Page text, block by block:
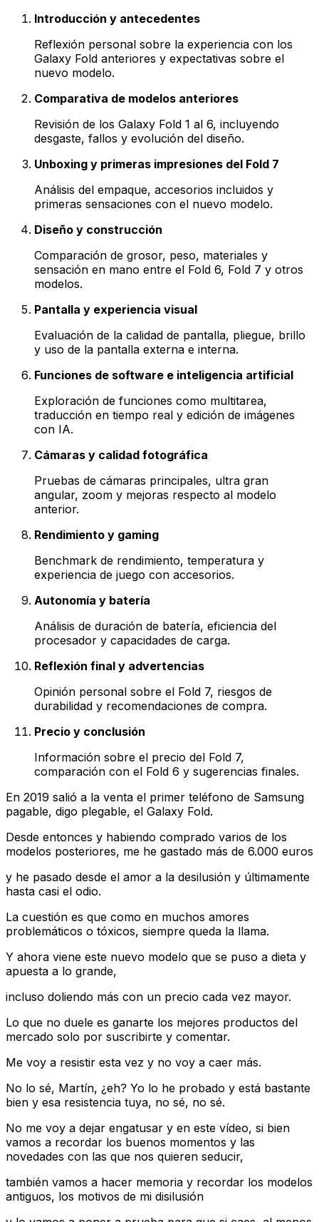
Introducción y antecedentes
Reflexión personal sobre la experiencia con los
Galaxy Fold anteriores y expectativas sobre el
nuevo modelo.
Comparativa de modelos anteriores
Revisión de los Galaxy Fold 1 al 6, incluyendo
desgaste, fallos y evolución del diseño.
Unboxing y primeras impresiones del Fold 7
Análisis del empaque, accesorios incluidos y
primeras sensaciones con el nuevo modelo.
Diseño y construcción
Comparación de grosor, peso, materiales y
sensación en mano entre el Fold 6, Fold 7 y otros
modelos.
Pantalla y experiencia visual
Evaluación de la calidad de pantalla, pliegue, brillo
y uso de la pantalla externa e interna.
Funciones de software e inteligencia artificial
Exploración de funciones como multitarea,
traducción en tiempo real y edición de imágenes
con IA.
Cámaras y calidad fotográfica
Pruebas de cámaras principales, ultra gran
angular, zoom y mejoras respecto al modelo
anterior.
Rendimiento y gaming
Benchmark de rendimiento, temperatura y
experiencia de juego con accesorios.
Autonomía y batería
Análisis de duración de batería, eficiencia del
procesador y capacidades de carga.
Reflexión final y advertencias
Opinión personal sobre el Fold 7, riesgos de
durabilidad y recomendaciones de compra.
Precio y conclusión
Información sobre el precio del Fold 7,
comparación con el Fold 6 y sugerencias finales.
En 2019 salió a la venta el primer teléfono de Samsung
pagable, digo plegable, el Galaxy Fold.
Desde entonces y habiendo comprado varios de los
modelos posteriores, me he gastado más de 6.000 euros
y he pasado desde el amor a la desilusión y últimamente
hasta casi el odio.
La cuestión es que como en muchos amores
problemáticos o tóxicos, siempre queda la llama.
Y ahora viene este nuevo modelo que se puso a dieta y
apuesta a lo grande,
incluso doliendo más con un precio cada vez mayor.
Lo que no duele es ganarte los mejores productos del
mercado solo por suscribirte y comentar.
Me voy a resistir esta vez y no voy a caer más.
No lo sé, Martín, ¿eh? Yo lo he probado y está bastante
bien y esa resistencia tuya, no sé, no sé.
No me voy a dejar engatusar y en este vídeo, si bien
vamos a recordar los buenos momentos y las
novedades con las que nos quieren seducir,
también vamos a hacer memoria y recordar los modelos
antiguos, los motivos de mi disilusión